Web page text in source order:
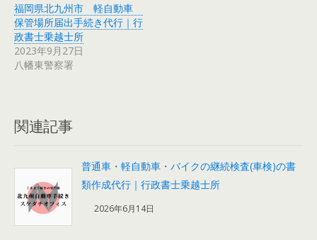
福岡県北九州市 軽自動車
保管場所届出手続き代行｜行
政書士乗越士所
2023年9月27日
八幡東警察署
関連記事
普通車・軽自動車・バイクの継続検査(車検)の書
類作成代行｜行政書士乗越士所
2026年6月14日